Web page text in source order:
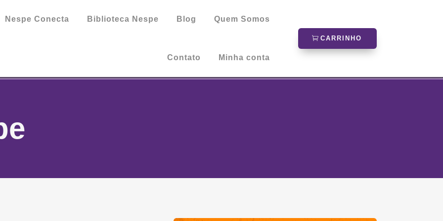
Nespe Conecta Biblioteca Nespe Blog Quem Somos
Contato Minha conta
CARRINHO